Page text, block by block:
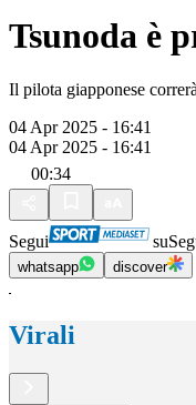
Tsunoda è
Il pilota giapponese
04 Apr 2025 - 16:41
04 Apr 2025 - 16:41
00:34
Segui su
whatsapp discover
Virali